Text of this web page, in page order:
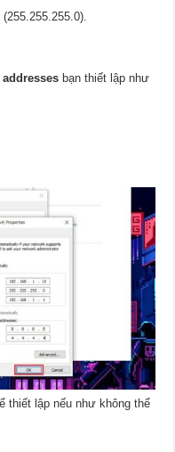
bạn thiết lập như
thiết lập nếu như không thể